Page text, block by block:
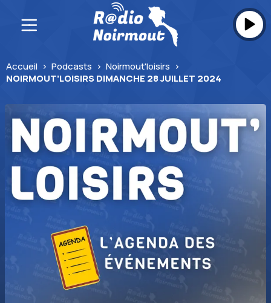
Accueil > Podcasts > Noirmout'loisirs >
NOIRMOUT’LOISIRS DIMANCHE 28 JUILLET 2024